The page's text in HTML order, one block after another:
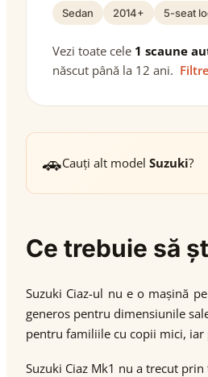
Sedan 2014+ 5-seat
Vezi toate cele 1 scaune
născut până la 12 ani.
🚗Cauți alt model Suzuki?
Ce trebuie să
Suzuki Ciaz-ul nu e o mașină
generos pentru dimensiunile
pentru familiile cu copii mici, iar
Suzuki Ciaz Mk1 nu a trecut